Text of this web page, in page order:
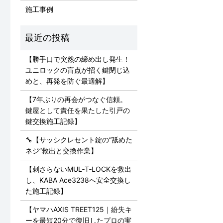
施工事例
【勝手口で突然の締め出し発生！
ユニロックの盲点が招く鍵閉じ込
めと、再発を防ぐ最適解】
【7年ぶりの再会がつなぐ信頼。
鍵屋として責任を果たした引戸の
鍵交換施工記録】
🔧【サッシクレセント錠の“舐めた
ネジ”救出と交換作業】
【刺さらないMUL‑T‑LOCKを救出
し、KABA Ace3238へ安全交換し
た施工記録】
【ヤマハAXIS TREET125｜紛失キ
ーを最短20分で復旧したプロの実